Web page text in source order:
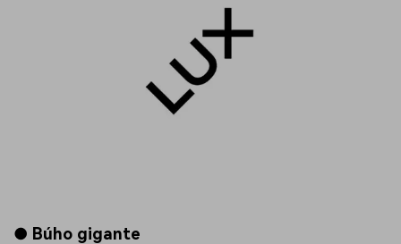
● Búho gigante